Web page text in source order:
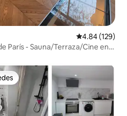
Calificación
4.84 (129)
París - Sauna/Terraza/Cine en
entre huéspedes